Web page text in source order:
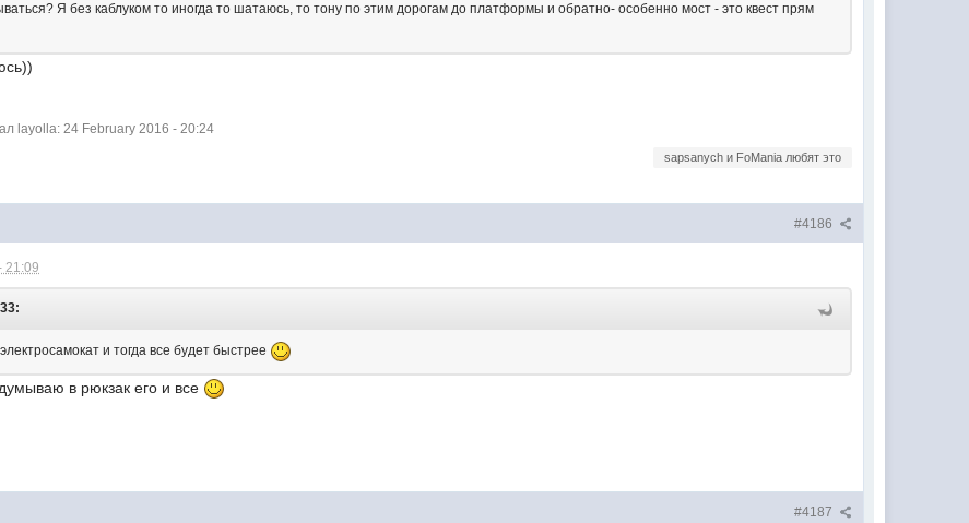
Я без каблуком то иногда то шатаюсь, то тону по этим дорогам до платформы и обратно- особенно мост - это квест прям
layolla: 24 February 2016 - 20:24
sapsanych и FoMania любят это
#4186
21:09
и тогда все будет быстрее
в рюкзак его и все
#4187